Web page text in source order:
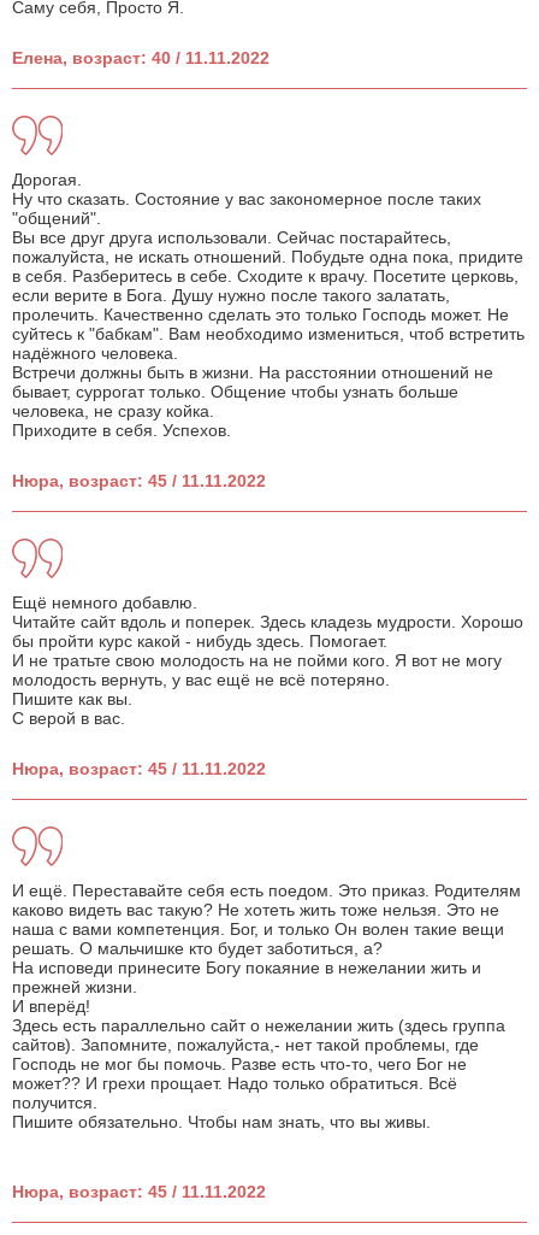
Саму себя, Просто Я.
Елена, возраст: 40 / 11.11.2022
Дорогая.
Ну что сказать. Состояние у вас закономерное после таких
"общений".
Вы все друг друга использовали. Сейчас постарайтесь,
пожалуйста, не искать отношений. Побудьте одна пока, придите
в себя. Разберитесь в себе. Сходите к врачу. Посетите церковь,
если верите в Бога. Душу нужно после такого залатать,
пролечить. Качественно сделать это только Господь может. Не
суйтесь к "бабкам". Вам необходимо измениться, чтоб встретить
надёжного человека.
Встречи должны быть в жизни. На расстоянии отношений не
бывает, суррогат только. Общение чтобы узнать больше
человека, не сразу койка.
Приходите в себя. Успехов.
Нюра, возраст: 45 / 11.11.2022
Ещё немного добавлю.
Читайте сайт вдоль и поперек. Здесь кладезь мудрости. Хорошо
бы пройти курс какой - нибудь здесь. Помогает.
И не тратьте свою молодость на не пойми кого. Я вот не могу
молодость вернуть, у вас ещё не всё потеряно.
Пишите как вы.
С верой в вас.
Нюра, возраст: 45 / 11.11.2022
И ещё. Переставайте себя есть поедом. Это приказ. Родителям
каково видеть вас такую? Не хотеть жить тоже нельзя. Это не
наша с вами компетенция. Бог, и только Он волен такие вещи
решать. О мальчишке кто будет заботиться, а?
На исповеди принесите Богу покаяние в нежелании жить и
прежней жизни.
И вперёд!
Здесь есть параллельно сайт о нежелании жить (здесь группа
сайтов). Запомните, пожалуйста,- нет такой проблемы, где
Господь не мог бы помочь. Разве есть что-то, чего Бог не
может?? И грехи прощает. Надо только обратиться. Всё
получится.
Пишите обязательно. Чтобы нам знать, что вы живы.
Нюра, возраст: 45 / 11.11.2022